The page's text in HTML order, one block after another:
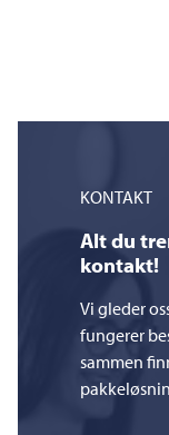
KONTAKT
Alt du
kontakt!
Vi gleder
fungerer
sammen